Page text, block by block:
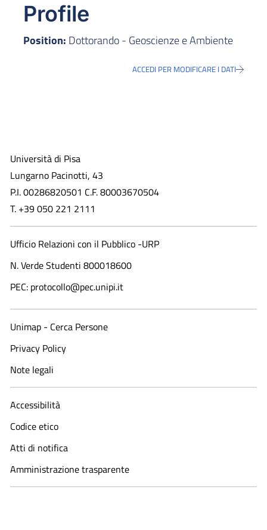
Profile
Position: Dottorando - Geoscienze e Ambiente
ACCEDI PER MODIFICARE I DATI
Università di Pisa
Lungarno Pacinotti, 43
P.I. 00286820501 C.F. 80003670504
T. +39 050 221 2111
Ufficio Relazioni con il Pubblico -URP
N. Verde Studenti 800018600​
PEC: protocollo@pec.unipi.it
Unimap - Cerca Persone
Privacy Policy
Note legali
Accessibilità
Codice etico
Atti di notifica
Amministrazione trasparente